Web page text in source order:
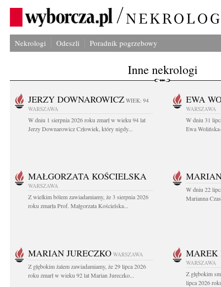
Nekrologi Odeszli Poradnik pogrzebowy
Inne nekrologi
JERZY DOWNAROWICZ WIEK: 94
WARSZAWA
W dniu 1 sierpnia 2026 roku zmarł w wieku 94 lat
Jerzy Downarowicz Człowiek, który nigdy...
EWA
WARSZAWA
W dniu 31
Ewa
MAŁGORZATA KOŚCIELSKA
WARSZAWA
Z wielkim bólem zawiadamiamy, że 3 sierpnia 2026
roku zmarła Prof. Małgorzata Kościelska...
W dniu 22
Marianna
MARIAN JURECZKO WARSZAWA
Z głębokim żalem zawiadamiamy, że 29 lipca 2026
roku zmarł w wieku 92 lat Marian Jureczko...
MAREK
WARSZAWA
Z głębokim
lipca 2026